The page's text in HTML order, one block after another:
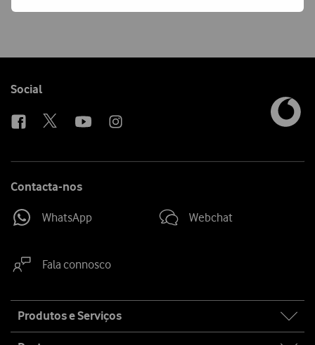
Follow
Social
Contacta-nos
WhatsApp Webchat
Fala connosco
map
Produtos e Serviços